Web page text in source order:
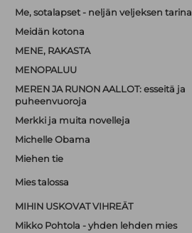
Me, sotalapset - neljän veljeksen tarina
Meidän kotona
MENE, RAKASTA
MENOPALUU
MEREN JA RUNON AALLOT: esseitä ja
puheenvuoroja
Merkki ja muita novelleja
Michelle Obama
Miehen tie
Mies talossa
MIHIN USKOVAT VIHREÄT
Mikko Pohtola - yhden lehden mies